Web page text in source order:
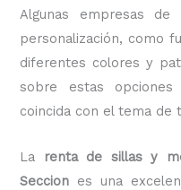
Algunas empresas
personalización, como
diferentes colores y
sobre estas
coincida con el tema de
La
renta de sillas y
Seccion es una